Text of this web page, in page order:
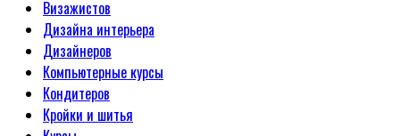
Визажистов
Дизайна интерьера
Дизайнеров
Компьютерные курсы
Кондитеров
Кройки и шитья